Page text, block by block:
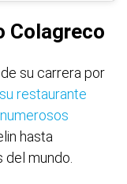
Colagreco
su carrera por
restaurante
hasta
mundo.